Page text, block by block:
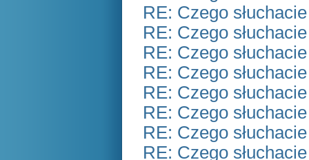
RE: Czego
RE: Czego
RE: Czego
RE: Czego
RE: Czego
RE: Czego
RE: Czego
RE: Czego